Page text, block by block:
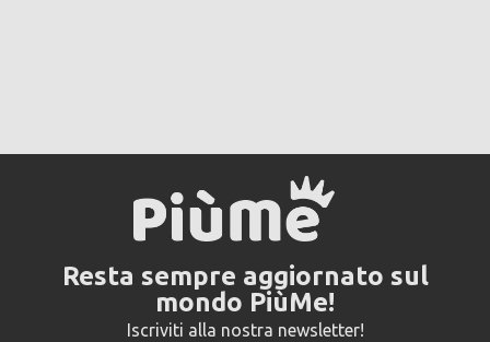
Resta sempre aggiornato sul
mondo PiùMe!
Iscriviti alla nostra newsletter!